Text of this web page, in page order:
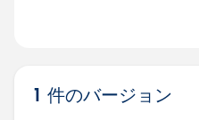
1 件のバージョン